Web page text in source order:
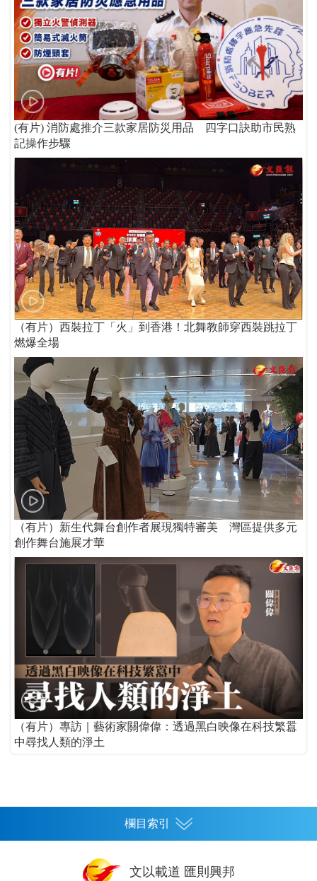
(有片) 消防處推介三款家居防災用品 四字口訣助市民熟
記操作步驟
（有片）西裝拉丁「火」到香港！北舞教師穿西裝跳拉丁
燃爆全場
（有片）新生代舞台創作者展現獨特審美 灣區提供多元
創作舞台施展才華
（有片）專訪｜藝術家關偉偉：透過黑白映像在科技繁囂
中尋找人類的淨土
欄目索引
文以載道 匯則興邦